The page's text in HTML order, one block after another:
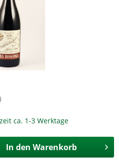
ca. 1-3 Werktage
In den Warenkorb